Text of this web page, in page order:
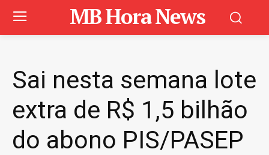
MB Hora News
Sai nesta semana lote
extra de R$ 1,5 bilhão
do abono PIS/PASEP